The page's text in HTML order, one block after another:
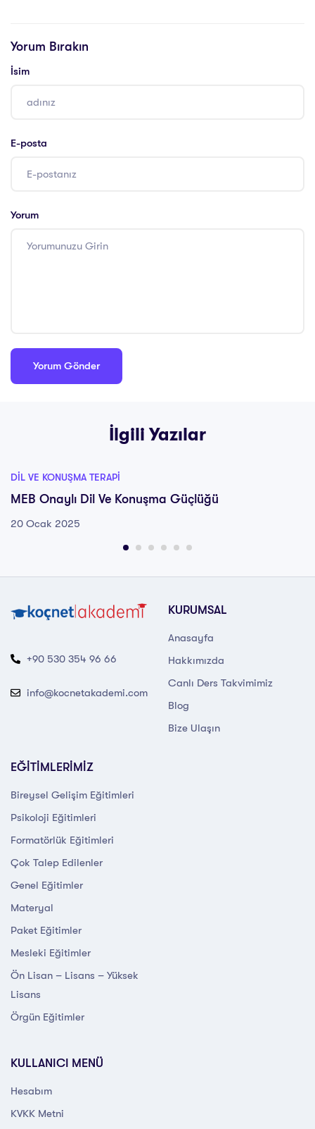
Yorum Bırakın
İsim
E-posta
Yorum
İlgili Yazılar
DIL VE KONUŞMA TERAPI
MEB Onaylı Dil Ve Konuşma Güçlüğü
20 Ocak 2025
+90 530 354 96 66
info@kocnetakademi.com
KURUMSAL
Anasayfa
Hakkımızda
Canlı Ders Takvimimiz
Blog
Bize Ulaşın
EĞİTİMLERİMİZ
Bireysel Gelişim Eğitimleri
Psikoloji Eğitimleri
Formatörlük Eğitimleri
Çok Talep Edilenler
Genel Eğitimler
Materyal
Paket Eğitimler
Mesleki Eğitimler
Ön Lisan – Lisans – Yüksek
Lisans
Örgün Eğitimler
KULLANICI MENÜ
Hesabım
KVKK Metni